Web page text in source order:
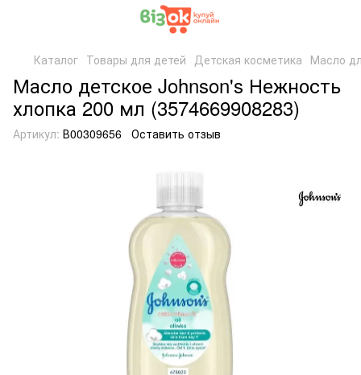
Каталог Товары для детей Детская косметика Масло
Масло детское Johnson's Нежность
хлопка 200 мл (3574669908283)
Артикул: В00309656 Оставить отзыв